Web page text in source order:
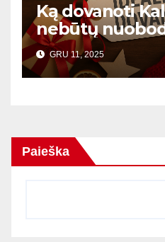
Ką dovanoti
nebūtų
GRU 11, 2025
Paieška